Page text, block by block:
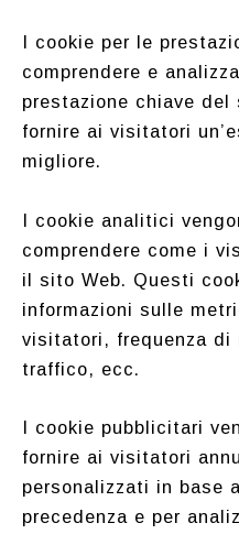
I cookie per le
comprendere e
prestazione chiave
fornire ai visitatori
migliore.
I cookie analitici
comprendere come i
il sito Web. Questi
informazioni sulle
visitatori, frequenza di
traffico, ecc.
I cookie pubblicitari
fornire ai visitatori
personalizzati in base
precedenza e per